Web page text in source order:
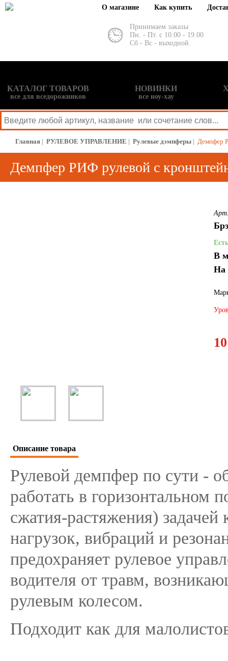
О магазине Как купить
Принимаем заказы
Пн. - Пт. с 10.00 - 19.00
Сб - Вс - выходной.
КАТАЛОГ ТОВАРОВ
все для вседорожников
НОВИНКИ
все ноу-хау
Главная | РУЛЕВОЕ УПРАВЛЕНИЕ | Рулевые дэмпферы | Демпфер
Демпфер РИФ рулевой с
В
На
Описание товара
Рулевой демпфер по сути -
работать в горизонтальном
сжатия-растяжения)
нагрузок, вибраций и
предохраняет рулевое
водителя от травм,
рулевым колесом.
Подходит как для